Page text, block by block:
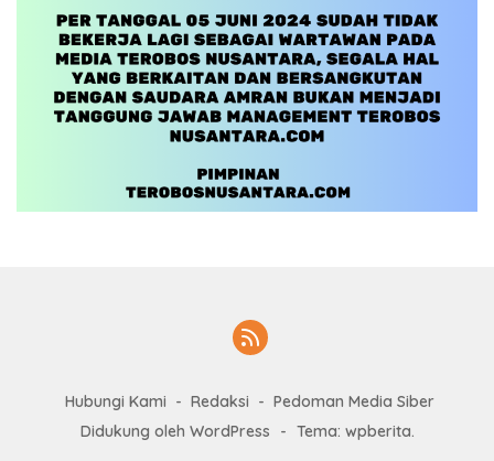
Hubungi Kami Redaksi
Pedoman Media Siber
Didukung oleh WordPress
- Tema: wpberita.